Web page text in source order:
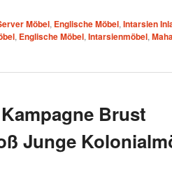
Möbel, Englische Möbel, Intarsien
, Englische Möbel, Intarsienmöbel,
Brust
Junge